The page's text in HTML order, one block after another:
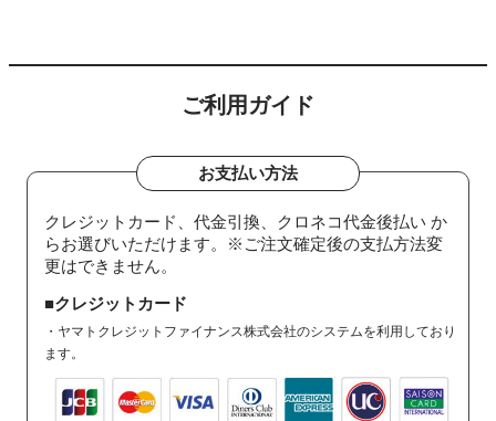
ご利用ガイド
お支払い方法
クレジットカード、代金引換、クロネコ代金後払い か
らお選びいただけます。※ご注文確定後の支払方法変
更はできません。
■クレジットカード
・ヤマトクレジットファイナンス株式会社のシステムを利用しており
ます。